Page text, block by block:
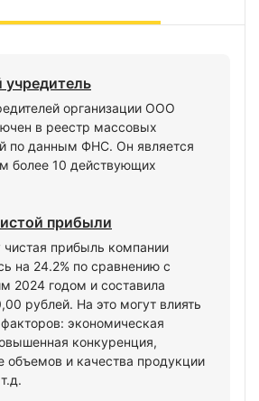
организации ООО
в реестр массовых
по данным ФНС. Он является
более 10 действующих
прибыли
чистая прибыль компании
на 24.2% по сравнению с
2024 годом и составила
рублей. На это могут влиять
экономическая
конкуренция,
объемов и качества продукции